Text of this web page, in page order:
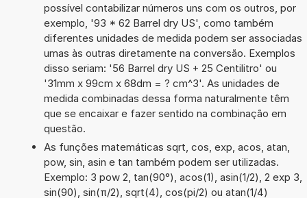
possível contabilizar números uns com os outros, por
exemplo, '93 * 62 Barrel dry US', como também
diferentes unidades de medida podem ser associadas
umas às outras diretamente na conversão. Exemplos
disso seriam: '56 Barrel dry US + 25 Centilitro' ou
'31mm x 99cm x 68dm = ? cm^3'. As unidades de
medida combinadas dessa forma naturalmente têm
que se encaixar e fazer sentido na combinação em
questão.
As funções matemáticas sqrt, cos, exp, acos, atan,
pow, sin, asin e tan também podem ser utilizadas.
Exemplo: 3 pow 2, tan(90°), acos(1), asin(1/2), 2 exp 3,
sin(90), sin(π/2), sqrt(4), cos(pi/2) ou atan(1/4)